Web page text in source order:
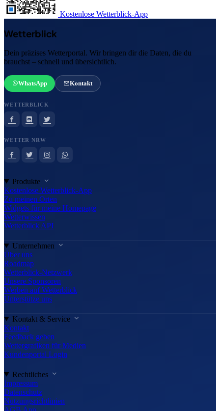
Kostenlose Wetterblick-App
Wetterblick
Dein präzises Wetterportal. Wir bringen dir die Daten, die du
brauchst – schnell und übersichtlich.
WhatsApp Kontakt
WETTERBLICK
WETTER NRW
Produkte
Kostenlose Wetterblick-App
Zu meinen Orten
Widgets für meine Homepage
Wetterwissen
Wetterblick API
Unternehmen
Über uns
Roadmap
Wetterblick-Netzwerk
Unsere Sponsoren
Werben auf Wetterblick
Unterstütze uns
Kontakt & Service
Kontakt
Feedback geben
Wettergrafiken für Medien
Kundenportal Login
Rechtliches
Impressum
Datenschutz
Nutzungsrichtlinien